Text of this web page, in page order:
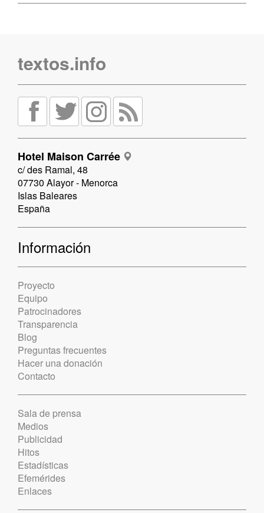
textos.info
Hotel Maison Carrée
c/ des Ramal, 48
07730 Alayor - Menorca
Islas Baleares
España
Información
Proyecto
Equipo
Patrocinadores
Transparencia
Blog
Preguntas frecuentes
Hacer una donación
Contacto
Sala de prensa
Medios
Publicidad
Hitos
Estadísticas
Efemérides
Enlaces